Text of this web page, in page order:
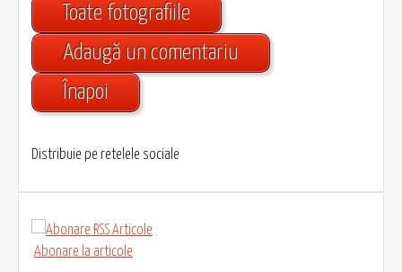
Toate fotografiile
Adaugă un comentariu
Înapoi
Distribuie pe retelele sociale
Abonare la articole